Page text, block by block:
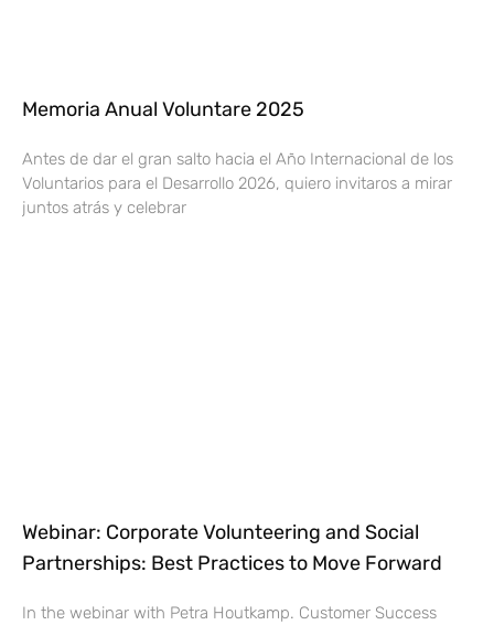
Memoria Anual Voluntare 2025
Antes de dar el gran salto hacia el Año Internacional de los
Voluntarios para el Desarrollo 2026, quiero invitaros a mirar
juntos atrás y celebrar
Webinar: Corporate Volunteering and Social
Partnerships: Best Practices to Move Forward
In the webinar with Petra Houtkamp. Customer Success